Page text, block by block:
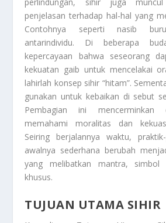
penjelasan terhadap hal-hal yang
Contohnya seperti nasib
antarindividu. Di beberapa
kepercayaan bahwa seseorang
kekuatan gaib untuk mencelakai
lahirlah konsep sihir “hitam”.
gunakan untuk kebaikan di sebut
Pembagian ini mencerminkan
memahami moralitas dan
Seiring berjalannya waktu,
awalnya sederhana berubah
yang melibatkan mantra, simbol
khusus.
TUJUAN UTAMA SIHIR